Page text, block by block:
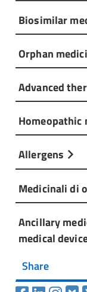
Biosimilar
Orphan
Advanced
Homeopathic
Allergens
Medicinali di
Ancillary
medical
Share